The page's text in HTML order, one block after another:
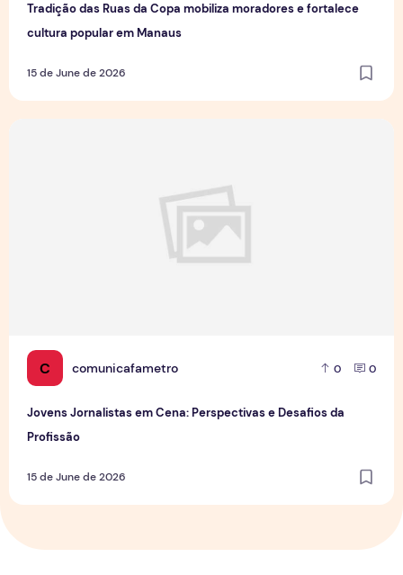
Tradição das Ruas da Copa mobiliza moradores e fortalece
cultura popular em Manaus
15 de June de 2026
C comunicafametro 0 0
Jovens Jornalistas em Cena: Perspectivas e Desafios da
Profissão
15 de June de 2026